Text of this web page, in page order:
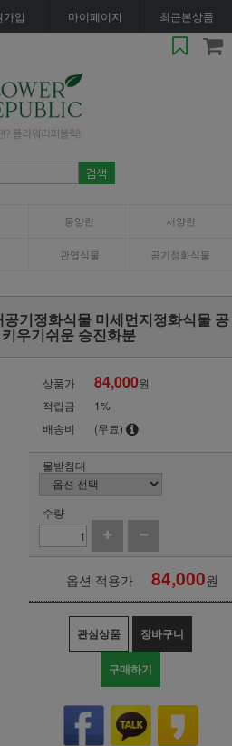
가입 마이페이지 최근본상품
동양란 서양란
관엽식물 공기정화식물
기정화식물 미세먼지정화식물 공
우기쉬운 승진화분
상품가 84,000원
적립금
1%
배송비
(무료)
물받침대
수량
옵션 적용가 84,000원
관심상품 장바구니
구매하기